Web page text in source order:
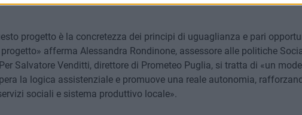
progetto è la concretezza dei principi di uguaglianza e pari
afferma Alessandra Rondinone, assessore alle politiche
Salvatore Venditti, direttore di Prometeo Puglia, si tratta di «un
la logica assistenziale e promuove una reale autonomia,
sociali e sistema produttivo locale».